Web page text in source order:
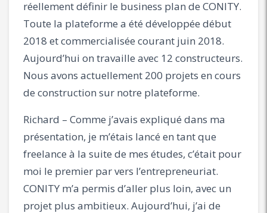
réellement définir le business plan de CONITY.
Toute la plateforme a été développée début
2018 et commercialisée courant juin 2018.
Aujourd’hui on travaille avec 12 constructeurs.
Nous avons actuellement 200 projets en cours
de construction sur notre plateforme.
Richard – Comme j’avais expliqué dans ma
présentation, je m’étais lancé en tant que
freelance à la suite de mes études, c’était pour
moi le premier par vers l’entrepreneuriat.
CONITY m’a permis d’aller plus loin, avec un
projet plus ambitieux. Aujourd’hui, j’ai de